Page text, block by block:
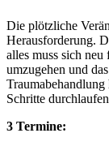
Die plötzliche
Herausforderung.
alles muss sich
umzugehen und
Schritte
3 Termine: